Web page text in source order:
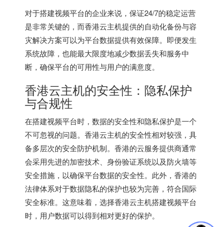
对于搭建视频平台的企业来说，保证24/7的稳定运营
是非常关键的，而香港云主机提供的自动化备份与容
灾解决方案可以为平台数据提供有效保障。即便发生
系统故障，也能最大限度地减少数据丢失和服务中
断，确保平台的可用性与用户的满意度。
香港云主机的安全性：隐私保护
与合规性
在搭建视频平台时，数据的安全性和隐私保护是一个
不可忽视的问题。 香港云主机的安全性相对较强，具
备多层次的安全防护机制。香港的云服务提供商通常
会采用先进的加密技术、身份验证系统以及防火墙等
安全措施，以确保平台数据的安全性。此外，香港的
法律体系对于数据隐私的保护也较为完善，符合国际
安全标准。这意味着，选择香港云主机搭建视频平台
时，用户数据可以得到相对更好的保护。